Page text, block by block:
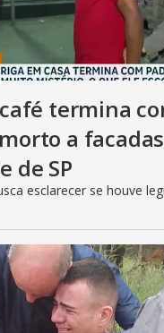
termina
a
de SP
esclarecer se houve